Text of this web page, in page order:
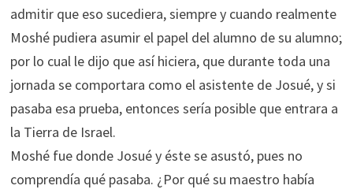
admitir que eso sucediera, siempre y cuando realmente
Moshé pudiera asumir el papel del alumno de su alumno;
por lo cual le dijo que así hiciera, que durante toda una
jornada se comportara como el asistente de Josué, y si
pasaba esa prueba, entonces sería posible que entrara a
la Tierra de Israel.
Moshé fue donde Josué y éste se asustó, pues no
comprendía qué pasaba. ¿Por qué su maestro había